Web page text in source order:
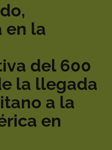
en la
del 600
la llegada
a la
en